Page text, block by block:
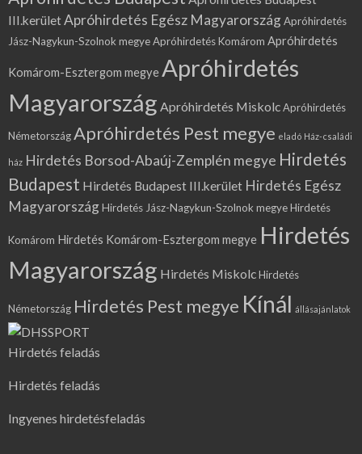
III.kerületApróhirdetés Egész MagyarországApróhirdetés
Jász-Nagykun-Szolnok megyeApróhirdetés Komárom Apróhirdetés
Komárom-Esztergom megyeApróhirdetés
Magyarország Apróhirdetés MiskolcApróhirdetés
NémetországApróhirdetés Pest megye eladó Ház-családi
ház Hirdetés Borsod-Abaúj-Zemplén megye Hirdetés
Budapest Hirdetés Budapest III.kerület Hirdetés Egész
MagyarországHirdetés Jász-Nagykun-Szolnok megyeHirdetés
Komárom Hirdetés Komárom-Esztergom megye Hirdetés
Magyarország Hirdetés MiskolcHirdetés
Németország Hirdetés Pest megye Kínál állásajánlatok
Hirdetés feladás
Hirdetés feladás
Ingyenes hirdetésfeladás